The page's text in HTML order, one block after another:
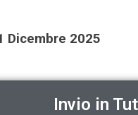
Dicembre 2025
Invio in